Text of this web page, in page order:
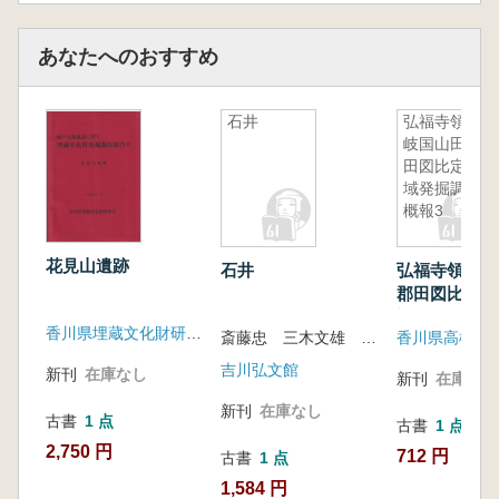
あなたへのおすすめ
花見山遺跡
新刊 在庫なし
古書 1 点
2,750 円
石井
石井
吉川弘文館
新刊 在庫なし
古書 1 点
1,584 円
弘福寺領讃
岐国山田郡
田図比定地
域発掘調査
概報3
弘福寺領讃
郡田図比定
新刊 在庫なし
古書 1 点
712 円